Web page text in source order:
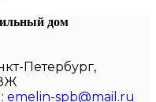
дом
Петербург,
emelin-spb@mail.ru